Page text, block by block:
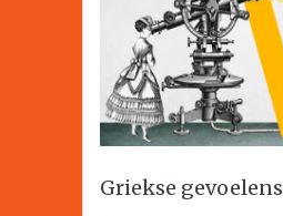
Griekse gevoelens